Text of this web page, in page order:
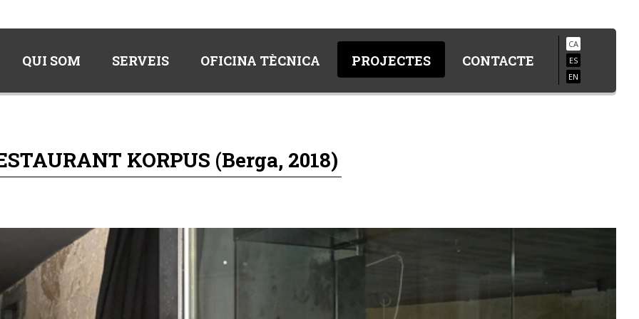
QUI SOM SERVEIS OFICINA TÈCNICA PROJECTES CONTACTE
CA
ES
EN
KORPUS (Berga, 2018)